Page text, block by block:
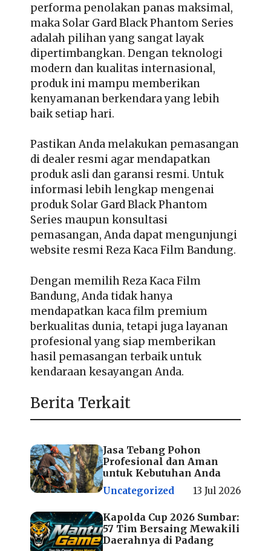
performa penolakan panas maksimal,
maka Solar Gard Black Phantom Series
adalah pilihan yang sangat layak
dipertimbangkan. Dengan teknologi
modern dan kualitas internasional,
produk ini mampu memberikan
kenyamanan berkendara yang lebih
baik setiap hari.
Pastikan Anda melakukan pemasangan
di dealer resmi agar mendapatkan
produk asli dan garansi resmi. Untuk
informasi lebih lengkap mengenai
produk Solar Gard Black Phantom
Series maupun konsultasi
pemasangan, Anda dapat mengunjungi
website resmi Reza Kaca Film Bandung.
Dengan memilih Reza Kaca Film
Bandung, Anda tidak hanya
mendapatkan kaca film premium
berkualitas dunia, tetapi juga layanan
profesional yang siap memberikan
hasil pemasangan terbaik untuk
kendaraan kesayangan Anda.
Berita Terkait
Jasa Tebang Pohon
Profesional dan Aman
untuk Kebutuhan Anda
Uncategorized 13 Jul 2026
Kapolda Cup 2026 Sumbar:
57 Tim Bersaing Mewakili
Daerahnya di Padang